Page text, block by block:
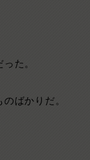
た。
ばかりだ。